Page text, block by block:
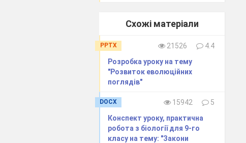
Схожі матеріали
PPTX 21526
4.4
Розробка уроку на тему
"Розвиток еволюційних
поглядів"
DOCX 15942
5
Конспект уроку, практична
робота з біології для 9-го
класу на тему: "Закони